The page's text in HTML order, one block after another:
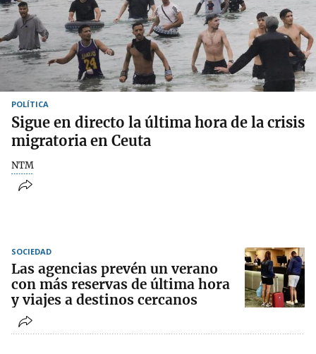
POLÍTICA
Sigue en directo la última hora de la crisis
migratoria en Ceuta
NTM
SOCIEDAD
Las agencias prevén un verano
con más reservas de última hora
y viajes a destinos cercanos